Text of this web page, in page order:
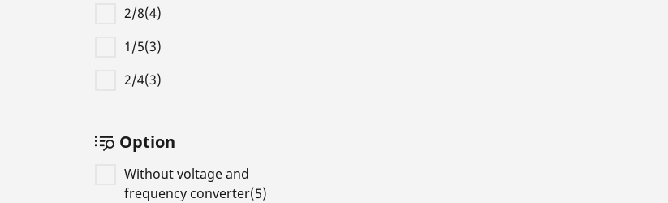
2/8(4)
1/5(3)
2/4(3)
Option
Without voltage and
frequency converter(5)